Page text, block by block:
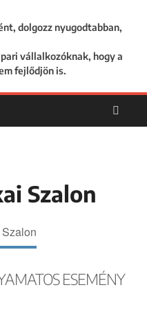
dolgozz nyugodtabban,
vállalkozóknak, hogy a
fejlődjön is.
Szalon
ESEMÉNY